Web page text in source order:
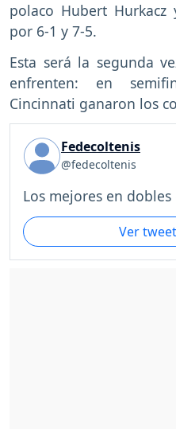
polaco Hubert
por 6-1 y 7-5.
Esta será la segunda
enfrenten: en
Cincinnati ganaron los
Fedecoltenis
@fedecoltenis
Los mejores en dobles
Ver